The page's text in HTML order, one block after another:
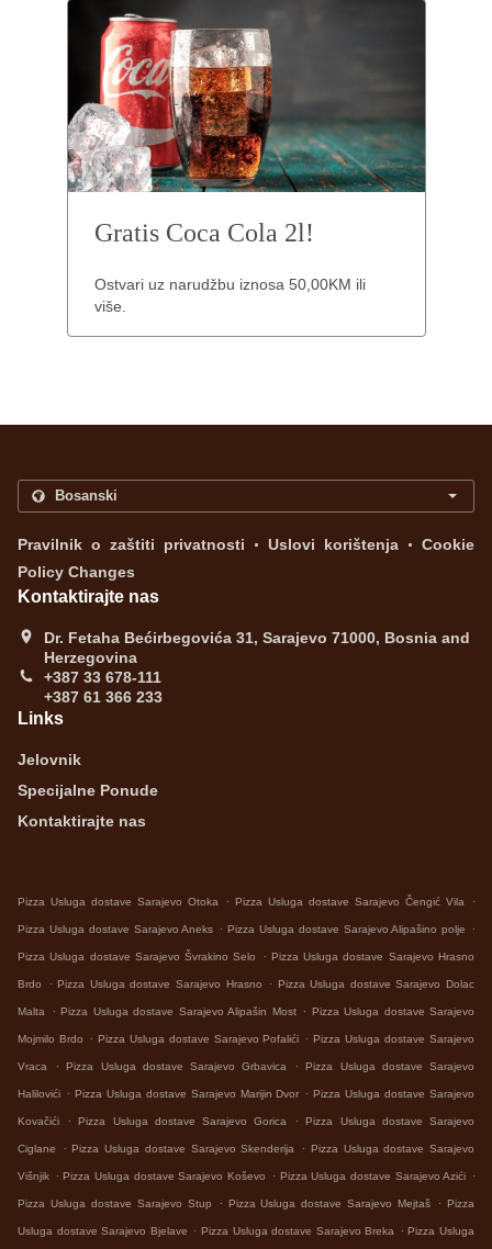
Gratis Coca Cola 2l!
Ostvari uz narudžbu iznosa 50,00KM ili
više.
Pravilnik o zaštiti privatnosti . Uslovi korištenja . Cookie
Policy Changes
Kontaktirajte nas
Dr. Fetaha Bećirbegovića 31, Sarajevo 71000, Bosnia and
Herzegovina
+387 33 678-111
+387 61 366 233
Links
Jelovnik
Specijalne Ponude
Kontaktirajte nas
Pizza Usluga dostave Sarajevo Otoka . Pizza Usluga dostave Sarajevo Čengić Vila .
Pizza Usluga dostave Sarajevo Aneks . Pizza Usluga dostave Sarajevo Alipašino polje .
Pizza Usluga dostave Sarajevo Švrakino Selo . Pizza Usluga dostave Sarajevo Hrasno
Brdo . Pizza Usluga dostave Sarajevo Hrasno . Pizza Usluga dostave Sarajevo Dolac
Malta . Pizza Usluga dostave Sarajevo Alipašin Most . Pizza Usluga dostave Sarajevo
Mojmilo Brdo . Pizza Usluga dostave Sarajevo Pofalići . Pizza Usluga dostave Sarajevo
Vraca . Pizza Usluga dostave Sarajevo Grbavica . Pizza Usluga dostave Sarajevo
Halilovići . Pizza Usluga dostave Sarajevo Marijin Dvor . Pizza Usluga dostave Sarajevo
Kovačići . Pizza Usluga dostave Sarajevo Gorica . Pizza Usluga dostave Sarajevo
Ciglane . Pizza Usluga dostave Sarajevo Skenderija . Pizza Usluga dostave Sarajevo
Višnjik . Pizza Usluga dostave Sarajevo Koševo . Pizza Usluga dostave Sarajevo Azići .
Pizza Usluga dostave Sarajevo Stup . Pizza Usluga dostave Sarajevo Mejtaš . Pizza
Usluga dostave Sarajevo Bjelave . Pizza Usluga dostave Sarajevo Breka . Pizza Usluga